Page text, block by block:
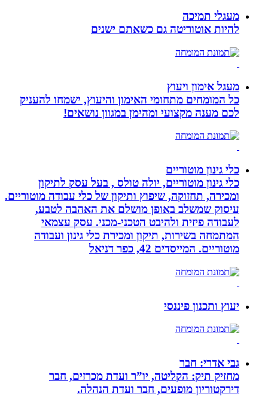
מעגלי תמיכה
להיות אוטוריטה גם כשאתם ישנים
מעגל אימון ויעוץ
כל המומחים מתחומי האימון והיעוץ, ישמחו להעניק
לכם מענה מקצועי ומהימן במגוון נושאים!
כלי גינון מוטוריים
כלי גינון מוטוריים, יולה טולס , בעל עסק לתיקון
ומכירה, תחזוקה, שיפוץ ותיקון של כלי עבודה מוטוריים.
עיסוק שמשלב באופן מושלם את האהבה לטבע,
לעבודה פיזית ולהיבט הטכני-מכני. עסק עצמאי
המתמחה בשירות, תיקון ומכירת כלי גינון ועבודה
מוטוריים. המייסדים 42, כפר דניאל
יעוץ ותכנון פיננסי
גבי אדרי: חבר
מחזיק תיק: הקליטה, יו”ר ועדת מכרזים, חבר
דירקטוריון מופעים, חבר ועדת הנהלה.